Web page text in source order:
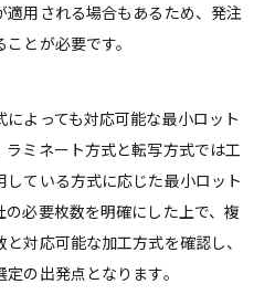
用される場合もあるため、発注
とが必要です。
よっても対応可能な最小ロット
ミネート方式と転写方式では工
ている方式に応じた最小ロット
必要枚数を明確にした上で、複
対応可能な加工方式を確認し、
の出発点となります。